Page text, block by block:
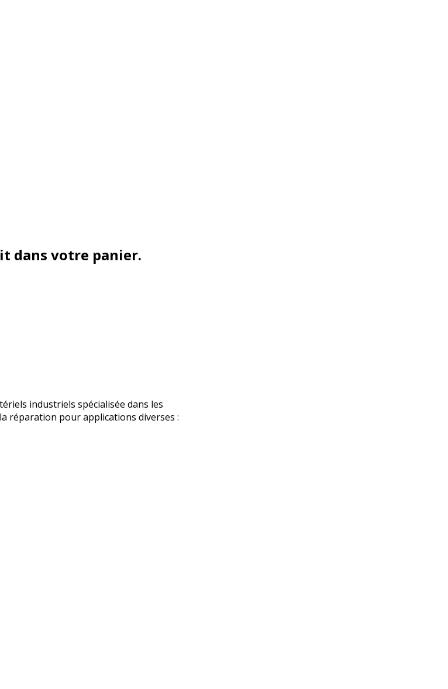
dans votre panier.
industriels spécialisée dans les
réparation pour applications diverses :